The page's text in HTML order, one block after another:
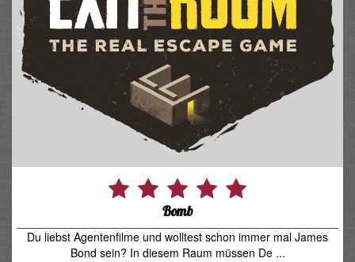
Bomb
Du liebst Agentenfilme und wolltest schon immer mal James
Bond sein? In diesem Raum müssen De ...